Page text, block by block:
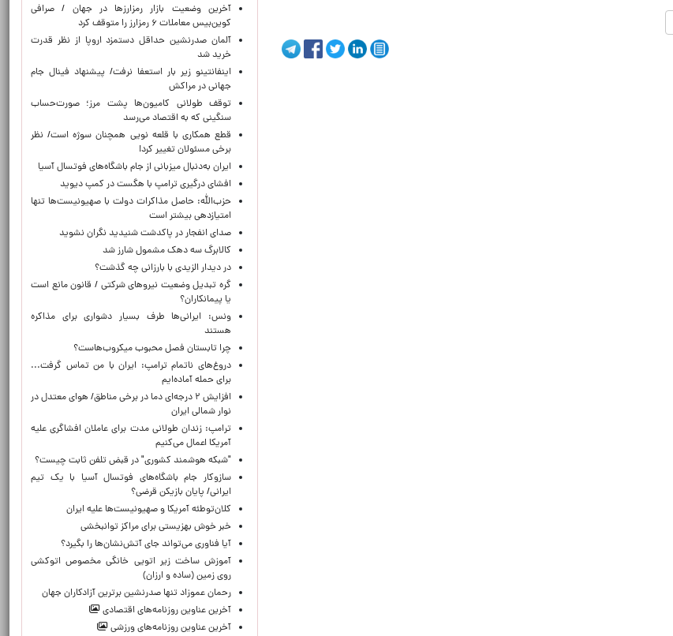
آخرین وضعیت بازار رمزارزها در جهان / صرافی
کوین‌بیس معاملات ۶ رمزارز را متوقف کرد
آلمان صدرنشین حداقل دستمزد اروپا از نظر قدرت
خرید شد
اینفانتینو زیر بار استعفا نرفت/ پیشنهاد فینال جام
جهانی در مراکش
توقف طولانی کامیون‌ها پشت مرز؛ صورت‌حساب
سنگینی که به اقتصاد می‌رسد
قطع همکاری با قلعه نویی همچنان سوژه است/ نظر
برخی مسئولان تغییر کرد!
ایران به‌دنبال میزبانی از جام باشگاه‌های فوتسال آسیا
افشای درگیری ترامپ با هگست در کمپ دیوید
حزب‌الله: حاصل مذاکرات دولت با صهیونیست‌ها تنها
امتیازدهی‌ بیشتر است
صدای انفجار در پاکدشت شنیدید نگران نشوید
کالابرگ سه دهک مشمول شارز شد
در دیدار الزیدی با بارزانی چه گذشت؟
گره تبدیل وضعیت نیروهای شرکتی / قانون مانع است
یا پیمانکاران؟
ونس: ایرانی‌ها طرف بسیار دشواری برای مذاکره
هستند
چرا تابستان فصل محبوب میکروب‌هاست؟
دروغ‌های ناتمام ترامپ: ایران با من تماس گرفت...
برای حمله آماده‌ایم
افزایش ۲ درجه‌ای دما در برخی مناطق/ هوای معتدل در
نوار شمالی ایران
ترامپ: زندان طولانی مدت برای عاملان افشاگری‌ علیه
آمریکا اعمال می‌کنیم
"شبکه هوشمند کشوری" در قبض تلفن ثابت چیست؟
سازوکار جام باشگاه‌های فوتسال آسیا با یک تیم
ایرانی/ پایان بازیکن قرضی؟
کلان‌توطئه آمریکا و صهیونیست‌ها علیه ایران
خبر خوش بهزیستی برای مراکز توانبخشی
آیا فناوری می‌تواند جای آتش‌نشان‌ها را بگیرد؟
آموزش ساخت زیر اتویی خانگی مخصوص اتوکشی
روی زمین (ساده و ارزان)
رحمان عموزاد تنها صدرنشین برترین آزادکاران جهان
آخرین عناوین روزنامه‌های اقتصادی
آخرین عناوین روزنامه‌های ورزشی